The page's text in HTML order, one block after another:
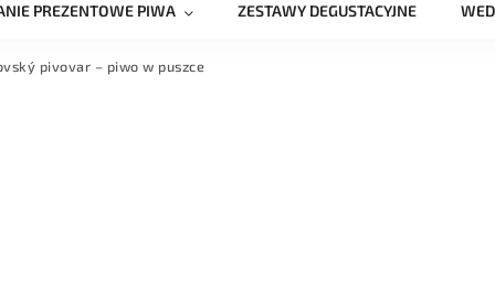
PREZENTOWE PIWA ZESTAWY DEGUSTACYJNE
pivovar – piwo w puszce